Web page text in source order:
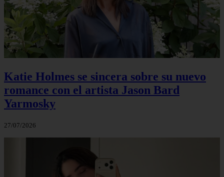
Katie Holmes se sincera sobre su nuevo
romance con el artista Jason Bard
Yarmosky
27/07/2026